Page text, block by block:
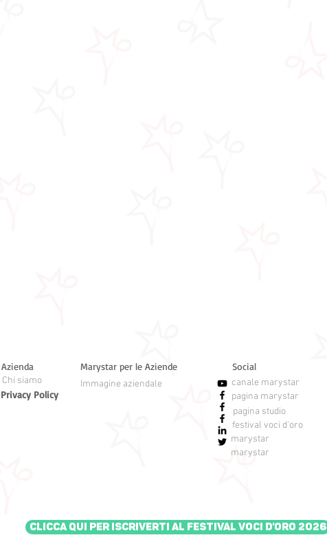
Azienda
Chi siamo
Privacy Policy
Marystar per le Aziende
Immagine aziendale
Social
canale marystar
pagina marystar
pagina studio
festival voci d'oro
marystar
marystar
Clicca qui per iscriverti al Festival Voci d'Oro 2026